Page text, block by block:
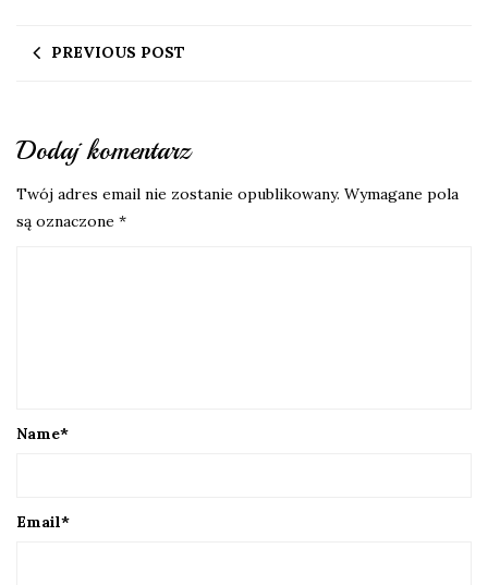
PREVIOUS POST
Dodaj komentarz
Twój adres email nie zostanie opublikowany. Wymagane pola
są oznaczone *
Name*
Email*